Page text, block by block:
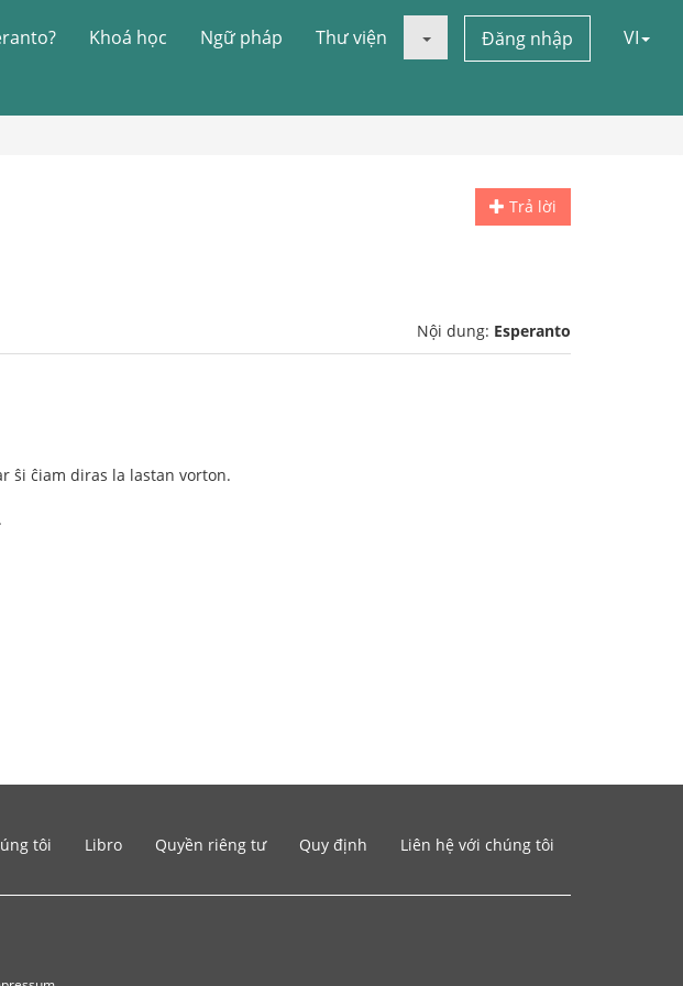
Khoá học Ngữ pháp Thư viện Đăng nhập VI
Trả lời
Nội dung: Esperanto
ŝi ĉiam diras la lastan vorton.
tôi Libro Quyền riêng tư Quy định Liên hệ với chúng tôi